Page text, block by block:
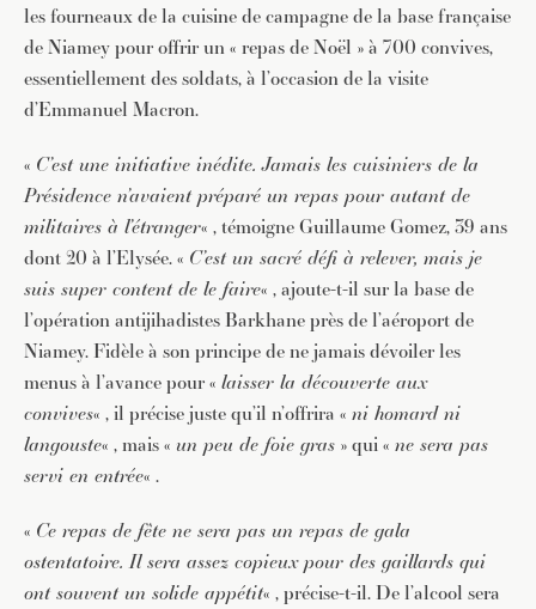
les fourneaux de la cuisine de campagne de la base française
de Niamey pour offrir un « repas de Noël » à 700 convives,
essentiellement des soldats, à l’occasion de la visite
d’Emmanuel Macron.
« C’est une initiative inédite. Jamais les cuisiniers de la
Présidence n’avaient préparé un repas pour autant de
militaires à l’étranger« , témoigne Guillaume Gomez, 39 ans
dont 20 à l’Elysée. « C’est un sacré défi à relever, mais je
suis super content de le faire« , ajoute-t-il sur la base de
l’opération antijihadistes Barkhane près de l’aéroport de
Niamey. Fidèle à son principe de ne jamais dévoiler les
menus à l’avance pour « laisser la découverte aux
convives« , il précise juste qu’il n’offrira « ni homard ni
langouste« , mais « un peu de foie gras » qui « ne sera pas
servi en entrée« .
« Ce repas de fête ne sera pas un repas de gala
ostentatoire. Il sera assez copieux pour des gaillards qui
ont souvent un solide appétit« , précise-t-il. De l’alcool sera